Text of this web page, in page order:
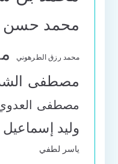
محمد حسن
محمد رزق الطرهوني
مصطفى
مصطفى
وليد إسماعيل
ياسر لطفي